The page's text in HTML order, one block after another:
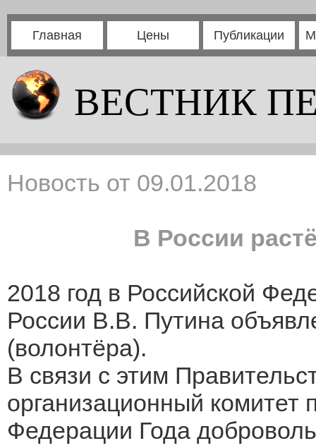
Главная Цены Публикации
ВЕСТНИК
Новость от 09.01.2018
В России
2018 год в Российской
России В.В. Путина
(волонтёра).
В связи с этим
организационный комитет
Федерации Года